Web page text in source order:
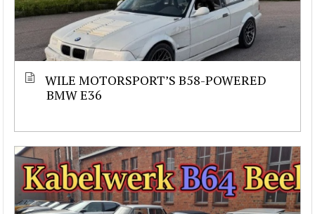
WILE MOTORSPORT’S B58-POWERED
BMW E36